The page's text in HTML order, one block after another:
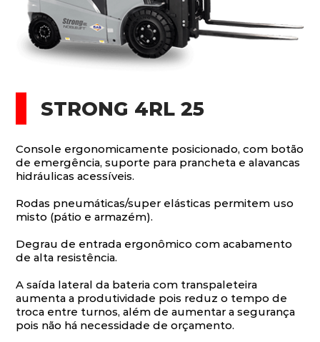
STRONG 4RL 25
Console ergonomicamente posicionado, com botão
de emergência, suporte para prancheta e alavancas
hidráulicas acessíveis.
Rodas pneumáticas/super elásticas permitem uso
misto (pátio e armazém).
Degrau de entrada ergonômico com acabamento
de alta resistência.
A saída lateral da bateria com transpaleteira
aumenta a produtividade pois reduz o tempo de
troca entre turnos, além de aumentar a segurança
pois não há necessidade de orçamento.